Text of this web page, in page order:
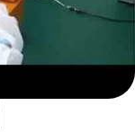
( ASIA )